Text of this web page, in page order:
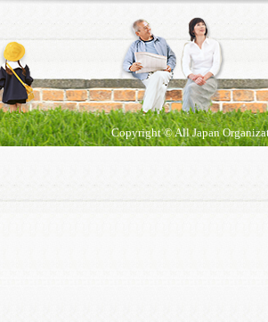
Copyright © All Japan